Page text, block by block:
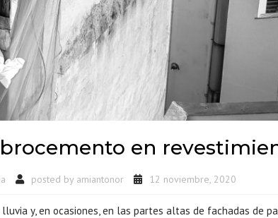
en
posted by amiantonor 12 noviembre, 2020
y, en ocasiones, en las partes altas de fachadas de